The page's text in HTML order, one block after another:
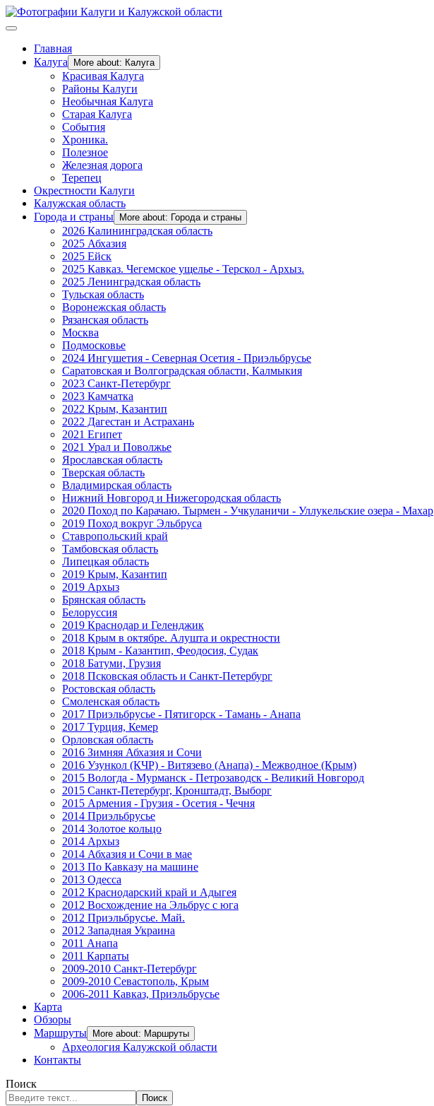
Главная
Калуга
More about: Калуга
Красивая Калуга
Районы Калуги
Необычная Калуга
Старая Калуга
События
Хроника.
Полезное
Железная дорога
Терепец
Окрестности Калуги
Калужская область
Города и страны
More about: Города и страны
2026 Калининградская область
2025 Абхазия
2025 Ейск
2025 Кавказ. Чегемское ущелье - Терскол - Архыз.
2025 Ленинградская область
Тульская область
Воронежская область
Рязанская область
Москва
Подмосковье
2024 Ингушетия - Северная Осетия - Приэльбрусье
Саратовская и Волгоградская области, Калмыкия
2023 Санкт-Петербург
2023 Камчатка
2022 Крым, Казантип
2022 Дагестан и Астрахань
2021 Египет
2021 Урал и Поволжье
Ярославская область
Тверская область
Владимирская область
Нижний Новгород и Нижегородская область
2020 Поход по Карачаю. Тырмен - Учкуланичи - Уллукельские озера - Махар
2019 Поход вокруг Эльбруса
Ставропольский край
Тамбовская область
Липецкая область
2019 Крым, Казантип
2019 Архыз
Брянская область
Белоруссия
2019 Краснодар и Геленджик
2018 Крым в октябре. Алушта и окрестности
2018 Крым - Казантип, Феодосия, Судак
2018 Батуми, Грузия
2018 Псковская область и Санкт-Петербург
Ростовская область
Смоленская область
2017 Приэльбрусье - Пятигорск - Тамань - Анапа
2017 Турция, Кемер
Орловская область
2016 Зимняя Абхазия и Сочи
2016 Узункол (КЧР) - Витязево (Анапа) - Межводное (Крым)
2015 Вологда - Мурманск - Петрозаводск - Великий Новгород
2015 Санкт-Петербург, Кронштадт, Выборг
2015 Армения - Грузия - Осетия - Чечня
2014 Приэльбрусье
2014 Золотое кольцо
2014 Архыз
2014 Абхазия и Сочи в мае
2013 По Кавказу на машине
2013 Одесса
2012 Краснодарский край и Адыгея
2012 Восхождение на Эльбрус с юга
2012 Приэльбрусье. Май.
2012 Западная Украина
2011 Анапа
2011 Карпаты
2009-2010 Санкт-Петербург
2009-2010 Севастополь, Крым
2006-2011 Кавказ, Приэльбрусье
Карта
Обзоры
Маршруты
More about: Маршруты
Археология Калужской области
Контакты
Поиск
Поиск